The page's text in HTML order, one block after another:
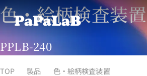
色・絵柄検査装置
PPLB-240
TOP 製品 色・絵柄検査装置